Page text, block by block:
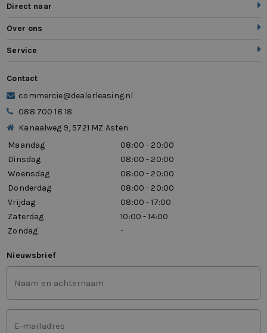
Direct naar
Over ons
Service
Contact
commercie@dealerleasing.nl
088 700 18 18
Kanaalweg 9, 5721 MZ Asten
Maandag
08:00 - 20:00
Dinsdag
08:00 - 20:00
Woensdag
08:00 - 20:00
Donderdag
08:00 - 20:00
Vrijdag
08:00 - 17:00
Zaterdag
10:00 - 14:00
Zondag
-
Nieuwsbrief
Voor-
en
achternaam
(Vereist)
Mailadres
(Vereist)